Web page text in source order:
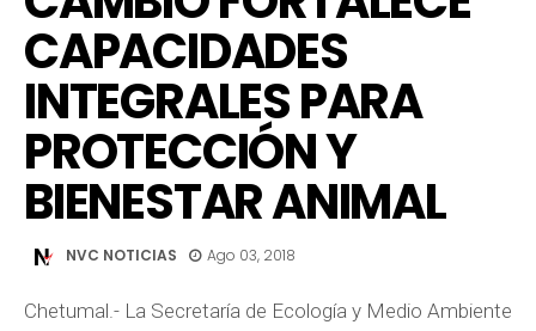
CAPACIDADES
INTEGRALES PARA
PROTECCIÓN Y
BIENESTAR ANIMAL
NVC NOTICIAS Ago 03, 2018
Chetumal.- La Secretaría de Ecología y Medio Ambiente